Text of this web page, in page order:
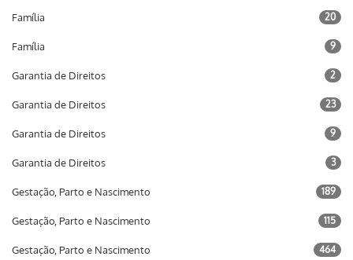
Família 20
Família 9
Garantia de Direitos 2
Garantia de Direitos 23
Garantia de Direitos 9
Garantia de Direitos 3
Gestação, Parto e Nascimento 189
Gestação, Parto e Nascimento 115
Gestação, Parto e Nascimento 464